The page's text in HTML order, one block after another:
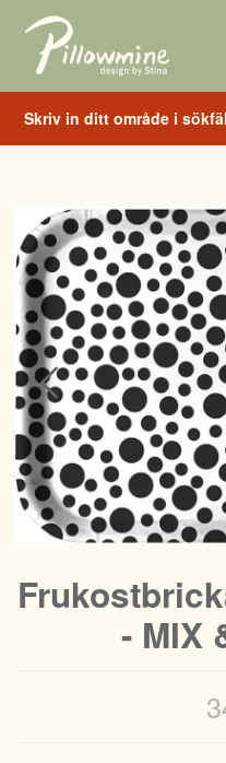
Skriv in ditt område i
- MIX